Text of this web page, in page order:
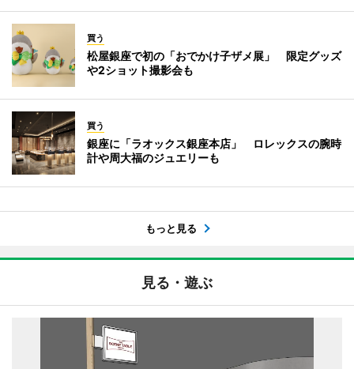
買う
松屋銀座で初の「おでかけ子ザメ展」 限定グッズ
や2ショット撮影会も
買う
銀座に「ラオックス銀座本店」 ロレックスの腕時
計や周大福のジュエリーも
もっと見る
見る・遊ぶ